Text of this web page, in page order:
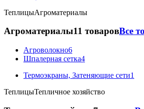
ТеплицыАгроматериалы
Агроматериалы11 товаровВсе
Агроволокно6
Шпалерная сетка4
Термоэкраны, Затеняющие сети1
ТеплицыТепличное хозяйство